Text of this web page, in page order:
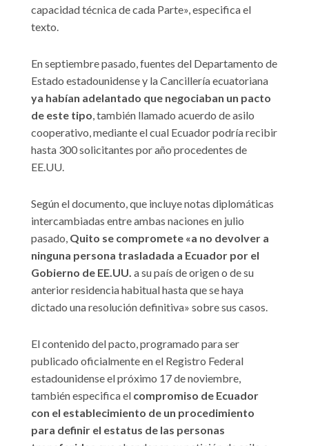
capacidad técnica de cada Parte», especifica el
texto.
En septiembre pasado, fuentes del Departamento de
Estado estadounidense y la Cancillería ecuatoriana
ya habían adelantado que negociaban un pacto
de este tipo, también llamado acuerdo de asilo
cooperativo, mediante el cual Ecuador podría recibir
hasta 300 solicitantes por año procedentes de
EE.UU.
Según el documento, que incluye notas diplomáticas
intercambiadas entre ambas naciones en julio
pasado, Quito se compromete «a no devolver a
ninguna persona trasladada a Ecuador por el
Gobierno de EE.UU. a su país de origen o de su
anterior residencia habitual hasta que se haya
dictado una resolución definitiva» sobre sus casos.
El contenido del pacto, programado para ser
publicado oficialmente en el Registro Federal
estadounidense el próximo 17 de noviembre,
también especifica el compromiso de Ecuador
con el establecimiento de un procedimiento
para definir el estatus de las personas